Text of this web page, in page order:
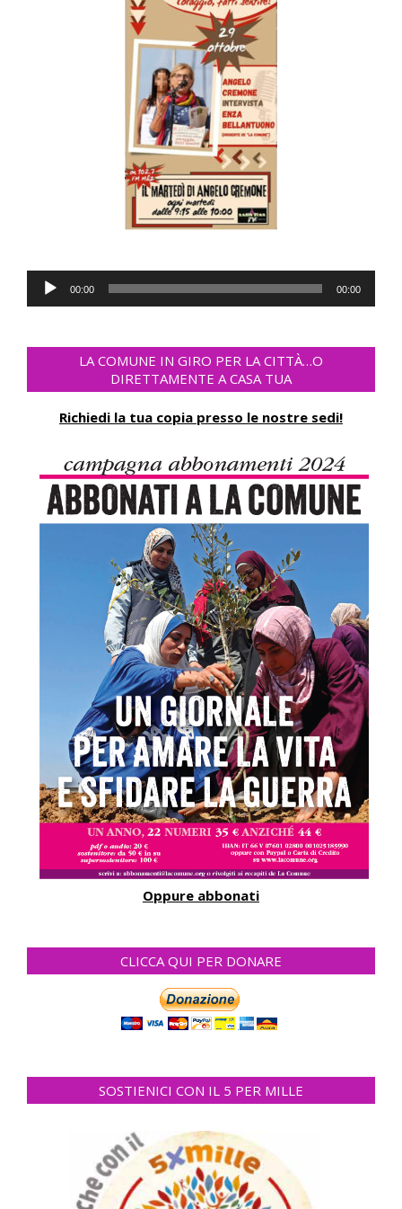
Audio
Player
00:00 00:00
LA COMUNE IN GIRO PER LA CITTÀ…O
DIRETTAMENTE A CASA TUA
Richiedi la tua copia presso le nostre sedi!
Oppure abbonati
CLICCA QUI PER DONARE
SOSTIENICI CON IL 5 PER MILLE